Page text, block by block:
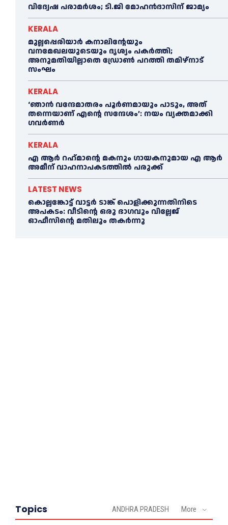
വിദ്വേഷ പരാമര്‍ശം; ടി.ജി മോഹന്‍ദാസിന് ജാമ്യം
KERALA
മുല്ലപ്പെരിയാര്‍ കനാലിൻ്റേയും
വനമേഖലയുടെയും ദൃശ്യം പകര്‍ത്തി;
അനുമതിയില്ലാതെ ഡ്രോണ്‍ പറത്തി തമിഴ്നാട്
സംഘം
KERALA
‘ഞാൻ വന്ദേമാതരം പൂര്‍ണമായും പാടും, അത്
തന്നെയാണ് എന്റെ സന്ദേശം’: നയം വ്യക്തമാക്കി
ഗവര്‍ണര്‍
KERALA
എ ആര്‍ റഹ്‌മാന്റെ മകനും ഗായകനുമായ എ ആര്‍
അമീന് വാഹനാപകടത്തില്‍ പരുക്ക്
LATEST NEWS
കൊല്ലങ്കോട്ട് വാട്ടര്‍ ടാങ്ക് പൊളിക്കുന്നതിനിടെ
അപകടം: വീടിന്റെ ഒരു ഭാഗവും വില്ലേജ്
ഓഫീസിന്റെ മതിലും തകര്‍ന്നു
Topics ANDHRA PRADESH More